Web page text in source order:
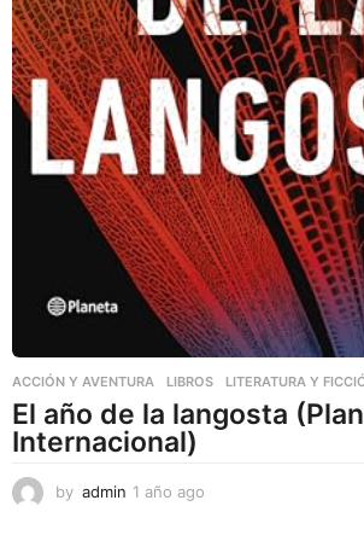
ACCIÓN Y AVENTURA ,LIBROS ,LITERATURA Y
El año de la langosta
Internacional)
by admin 1 año ago